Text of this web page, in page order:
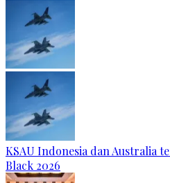
KSAU Indonesia dan Australia
Black 2026